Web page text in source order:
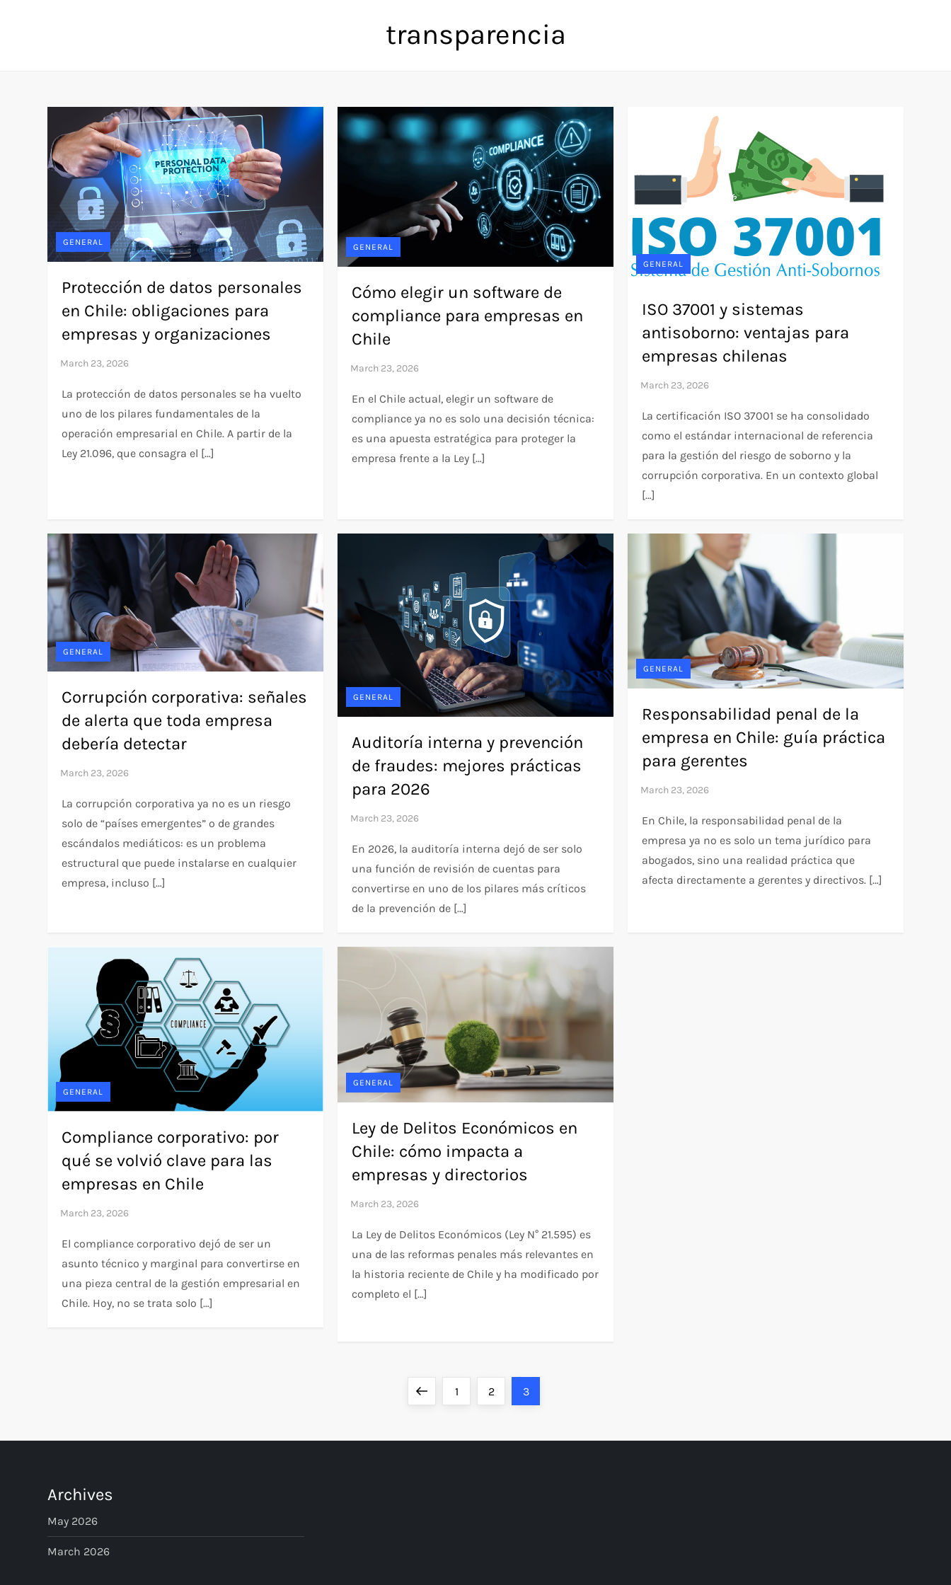
transparencia
GENERAL
Protección de datos personales
en Chile: obligaciones para
empresas y organizaciones
La protección de datos personales se ha vuelto
uno de los pilares fundamentales de la
operación empresarial en Chile. A partir de la
Ley 21.096, que consagra el […]
GENERAL
Cómo elegir un software de
compliance para empresas en
Chile
En el Chile actual, elegir un software de
compliance ya no es solo una decisión técnica:
es una apuesta estratégica para proteger la
empresa frente a la Ley […]
GENERAL
ISO 37001 y sistemas
antisoborno: ventajas para
empresas chilenas
La certificación ISO 37001 se ha consolidado
como el estándar internacional de referencia
para la gestión del riesgo de soborno y la
corrupción corporativa. En un contexto global
[…]
GENERAL
Corrupción corporativa: señales
de alerta que toda empresa
debería detectar
La corrupción corporativa ya no es un riesgo
solo de “países emergentes” o de grandes
escándalos mediáticos: es un problema
estructural que puede instalarse en cualquier
empresa, incluso […]
GENERAL
Auditoría interna y prevención
de fraudes: mejores prácticas
para 2026
En 2026, la auditoría interna dejó de ser solo
una función de revisión de cuentas para
convertirse en uno de los pilares más críticos
de la prevención de […]
GENERAL
Responsabilidad penal de la
empresa en Chile: guía práctica
para gerentes
En Chile, la responsabilidad penal de la
empresa ya no es solo un tema jurídico para
abogados, sino una realidad práctica que
afecta directamente a gerentes y directivos. […]
GENERAL
Compliance corporativo: por
qué se volvió clave para las
empresas en Chile
El compliance corporativo dejó de ser un
asunto técnico y marginal para convertirse en
una pieza central de la gestión empresarial en
Chile. Hoy, no se trata solo […]
GENERAL
Ley de Delitos Económicos en
Chile: cómo impacta a
empresas y directorios
La Ley de Delitos Económicos (Ley N° 21.595) es
una de las reformas penales más relevantes en
la historia reciente de Chile y ha modificado por
completo el […]
t
s
p
PreviousPage
1 Page
2 Page
3
Archives
May 2026
March 2026